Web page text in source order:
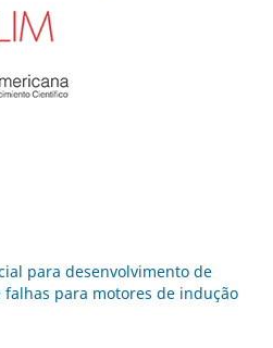
para desenvolvimento de
para motores de indução